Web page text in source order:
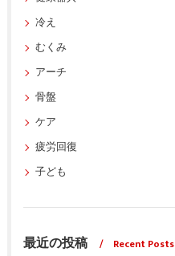
冷え
むくみ
アーチ
骨盤
ケア
疲労回復
子ども
最近の投稿 Recent Posts